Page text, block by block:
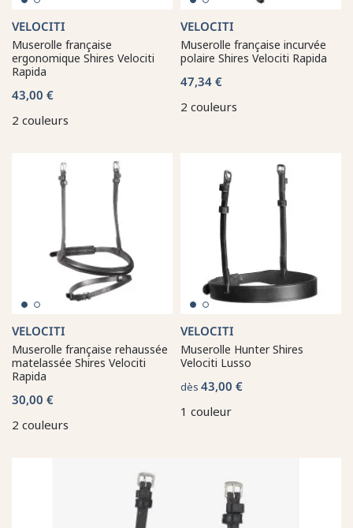
VELOCITI
Muserolle française
ergonomique Shires Velociti
Rapida
43,00 €
2 couleurs
VELOCITI
Muserolle française incurvée
polaire Shires Velociti Rapida
47,34 €
2 couleurs
VELOCITI
Muserolle française rehaussée
matelassée Shires Velociti
Rapida
30,00 €
2 couleurs
VELOCITI
Muserolle Hunter Shires
Velociti Lusso
dès 43,00 €
1 couleur